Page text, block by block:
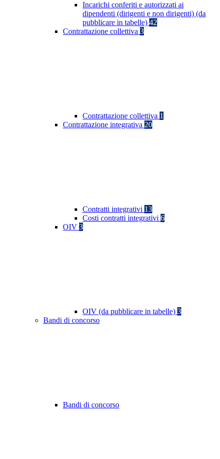
Incarichi conferiti e autorizzati ai
dipendenti (dirigenti e non dirigenti) (da
pubblicare in tabelle) 42
Contrattazione collettiva 3
Contrattazione collettiva 1
Contrattazione integrativa 20
Contratti integrativi 13
Costi contratti integrativi 6
OIV 3
OIV (da pubblicare in tabelle) 3
Bandi di concorso
Bandi di concorso